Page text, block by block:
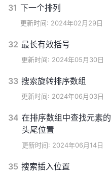
31 下一个排列
更新时间: 2024年02月29日
32 最长有效括号
更新时间: 2024年05月30日
33 搜索旋转排序数组
更新时间: 2024年06月03日
34 在排序数组中查找元素的
头尾位置
更新时间: 2024年06月14日
35 搜索插入位置